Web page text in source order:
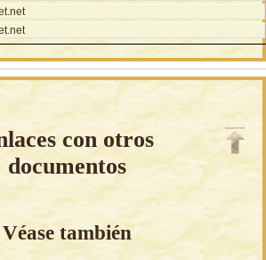
con otros
documentos
Véase también